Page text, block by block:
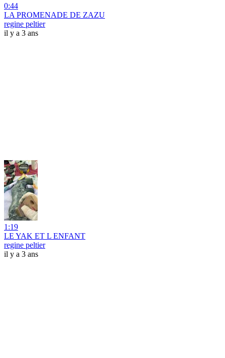
0:44
LA PROMENADE DE ZAZU
regine peltier
il y a 3 ans
1:19
LE YAK ET L ENFANT
regine peltier
il y a 3 ans